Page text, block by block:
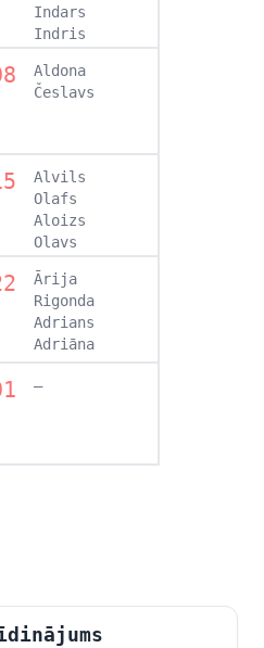
Indars
Indris
Aldona
Česlavs
Alvils
Olafs
Aloizs
Olavs
Ārija
Rigonda
Adrians
Adriāna
–